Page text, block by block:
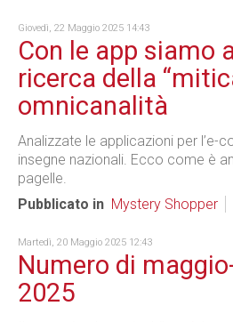
Giovedì, 22 Maggio 2025 14:43
Con le app siamo
ricerca della
omnicanalità
Analizzate le applicazioni per l’e-
insegne nazionali. Ecco come è
pagelle.
Pubblicato in Mystery Shopper
Martedì, 20 Maggio 2025 12:43
Numero di
2025